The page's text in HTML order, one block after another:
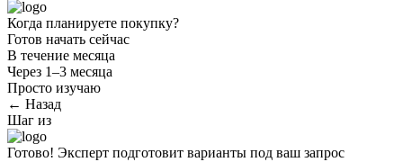
Когда планируете покупку?
Готов начать сейчас
В течение месяца
Через 1–3 месяца
Просто изучаю
← Назад
Шаг из
Готово! Эксперт подготовит варианты под ваш запрос